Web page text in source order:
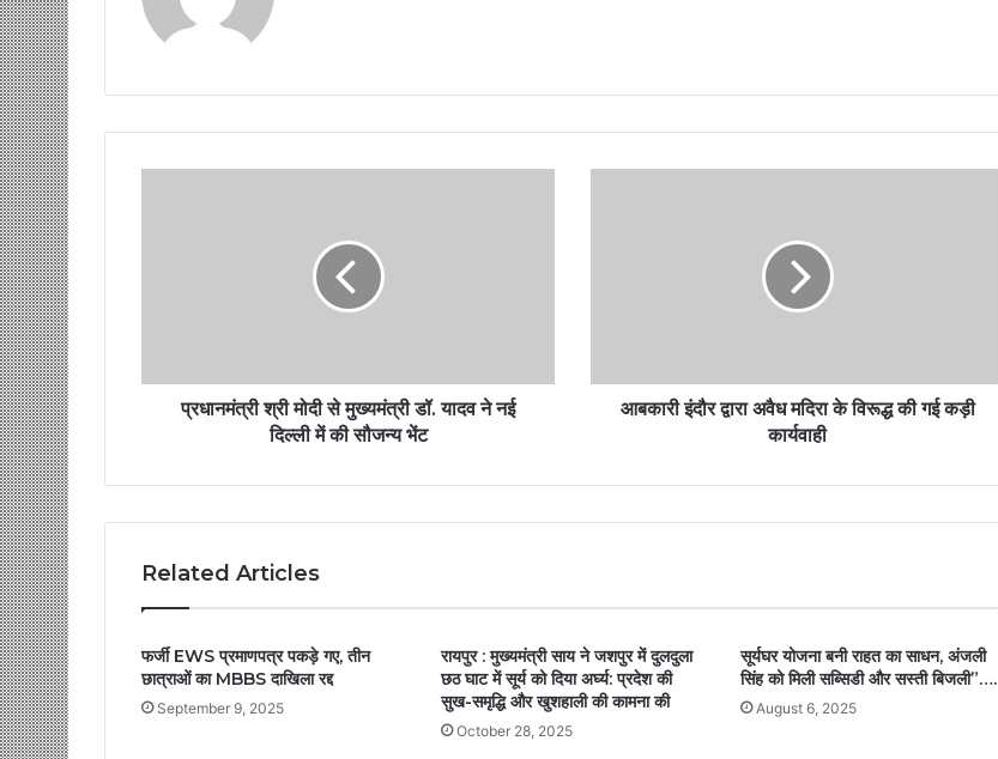
प्रधानमंत्री श्री मोदी से मुख्यमंत्री डॉ. यादव ने नई
दिल्ली में की सौजन्य भेंट
आबकारी इंदौर द्वारा अवैध मदिरा के विरूद्ध की गई कड़ी
कार्यवाही
Related Articles
फर्जी EWS प्रमाणपत्र पकड़े गए, तीन
छात्राओं का MBBS दाखिला रद्द
September 9, 2025
रायपुर : मुख्यमंत्री साय ने जशपुर में दुलदुला
छठ घाट में सूर्य को दिया अर्घ्य: प्रदेश की
सुख-समृद्धि और खुशहाली की कामना की
October 28, 2025
सूर्यघर योजना बनी राहत का साधन, अंजली
सिंह को मिली सब्सिडी और सस्ती बिजली”….
August 6, 2025